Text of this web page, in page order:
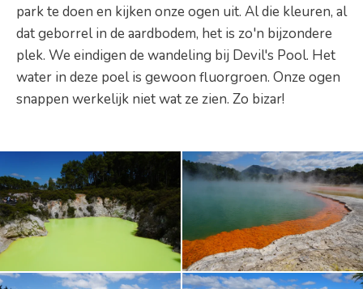
park te doen en kijken onze ogen uit. Al die kleuren, al
dat geborrel in de aardbodem, het is zo'n bijzondere
plek. We eindigen de wandeling bij Devil's Pool. Het
water in deze poel is gewoon fluorgroen. Onze ogen
snappen werkelijk niet wat ze zien. Zo bizar!